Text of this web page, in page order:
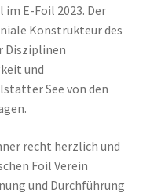
E-Foil 2023. Der
Konstrukteur des
Disziplinen
und
See von den
recht herzlich und
Foil Verein
und Durchführung